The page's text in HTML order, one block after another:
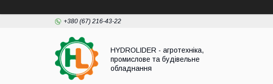
+380 (67) 216-43-22
HYDROLIDER - агротехніка,
промислове та будівельне
обладнання